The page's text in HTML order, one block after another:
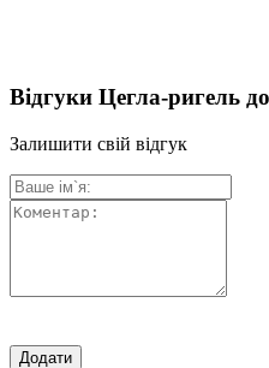
Відгуки Цегла-ригель
Залишити свій відгук